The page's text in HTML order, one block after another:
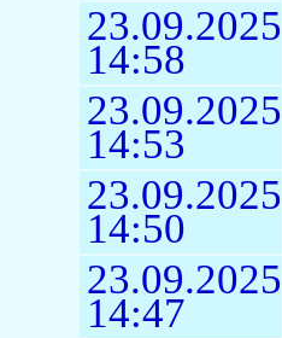
23.09.2025
14:58
23.09.2025
14:53
23.09.2025
14:50
23.09.2025
14:47